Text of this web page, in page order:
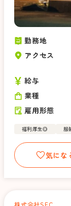
勤務地
アクセス
給与
業種
雇用形態
福利厚生◎ 服
気にな